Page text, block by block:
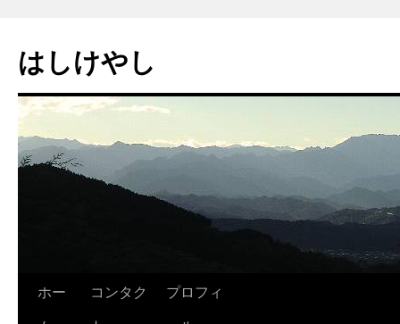
はしけやし
ホー
コンタク
プロフィ